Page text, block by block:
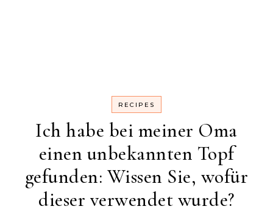
RECIPES
Ich habe bei meiner Oma
einen unbekannten Topf
gefunden: Wissen Sie, wofür
dieser verwendet wurde?